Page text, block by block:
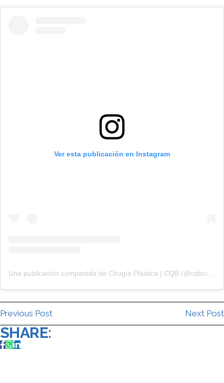
Ver esta publicación en Instagram
Previous Post Next Post
SHARE: